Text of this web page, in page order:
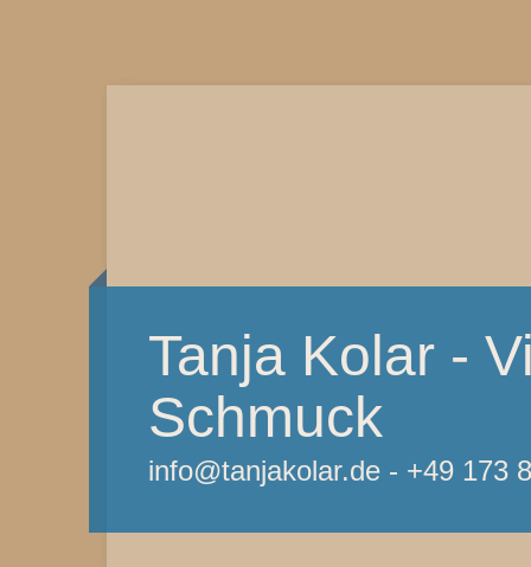
Tanja Kolar -
Schmuck
info@tanjakolar.de - +49 173